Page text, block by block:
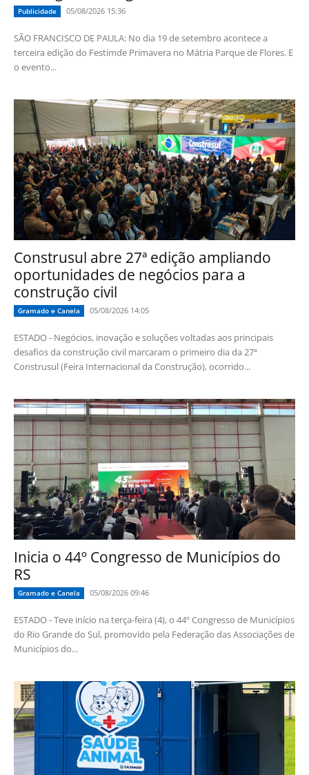
Publicidade 05/08/2026 15:36
SÃO FRANCISCO DE PAULA: No dia 19 de setembro acontece a
terceira edição do Festimde Primavera no Mátria Parque de Flores. E
o evento...
Construsul abre 27ª edição ampliando
oportunidades de negócios para a
construção civil
Gramado e Canela 05/08/2026 14:05
ESTADO - Negócios, inovação e soluções voltadas aos principais
desafios da construção civil marcaram o primeiro dia da 27ª
Construsul (Feira Internacional da Construção), ocorrido...
Inicia o 44º Congresso de Municípios do
RS
Gramado e Canela 05/08/2026 09:46
ESTADO - Teve início na terça-feira (4), o 44º Congresso de Municípios
do Rio Grande do Sul, promovido pela Federação das Associações de
Municípios do...